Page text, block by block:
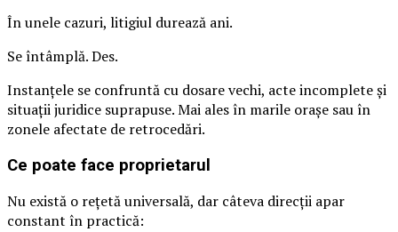
În unele cazuri, litigiul durează ani.
Se întâmplă. Des.
Instanțele se confruntă cu dosare vechi, acte incomplete și
situații juridice suprapuse. Mai ales în marile orașe sau în
zonele afectate de retrocedări.
Ce poate face proprietarul
Nu există o rețetă universală, dar câteva direcții apar
constant în practică: